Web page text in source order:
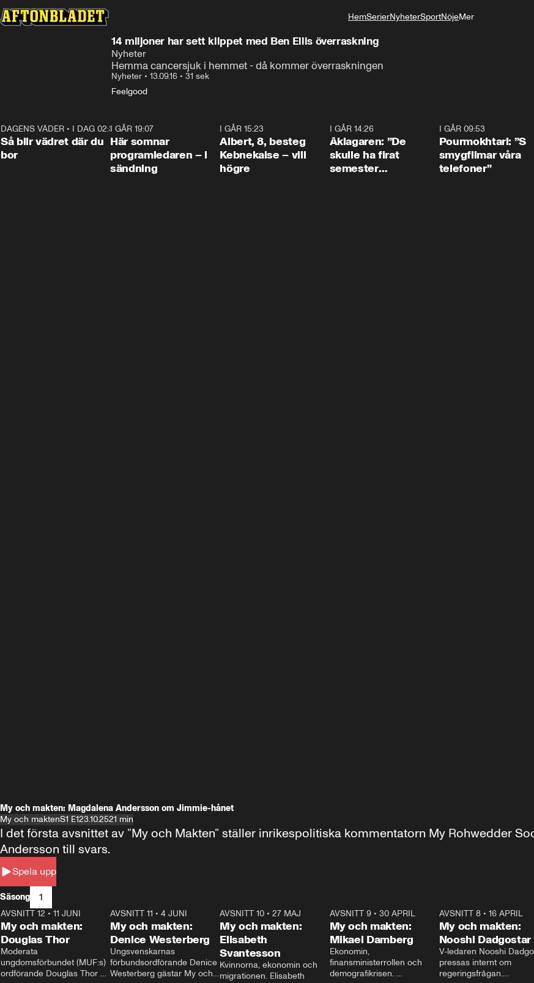
HemSerierNyheterSportNöjeMer
14 miljoner har sett klippet med Ben Ellis överraskning
Nyheter
Hemma cancersjuk i hemmet - då kommer överraskningen
Nyheter • 13.09.16 • 31 sek
Feelgood
1:06
DAGENS VÄDER • I DAG 02:30
Så blir vädret där du
bor
I GÅR 19:07
Här somnar
programledaren – i
sändning
I GÅR 15:23
Albert, 8, besteg
Kebnekaise – vill
högre
I GÅR 14:26
Åklagaren: ”De
skulle ha firat
semester
I GÅR 09:53
Pourmokhtari: ”S
smygfilmar våra
telefoner”
My och makten: Magdalena Andersson om Jimmie-hånet
My och maktenS1 E123.10.2521 min
Spela upp
I det första avsnittet av ”My och Makten” ställer inrikespolitiska kommentatorn My Rohwedder
Andersson till svars.
Säsong 1
26:27
AVSNITT 12 • 11 JUNI
My och makten:
Douglas Thor
Moderata
ungdomsförbundet (MUF:s)
ordförande Douglas Thor
23:40
AVSNITT 11 •4 JUNI
My och makten:
Denice Westerberg
Ungsvenskarnas
förbundsordförande Denice
Westerberg gästar My och
AVSNITT 10 •27 MAJ
My och makten:
Elisabeth
Svantesson
Kvinnorna, ekonomin och
migrationen. Elisabeth
AVSNITT 9• 30 APRIL
My och makten:
Mikael Damberg
Ekonomin,
finansministerrollen och
demografikrisen.
AVSNITT 8• 16 APRIL
My och makten:
Nooshi Dadgostar
V-ledaren Nooshi
pressas internt om
regeringsfrågan.